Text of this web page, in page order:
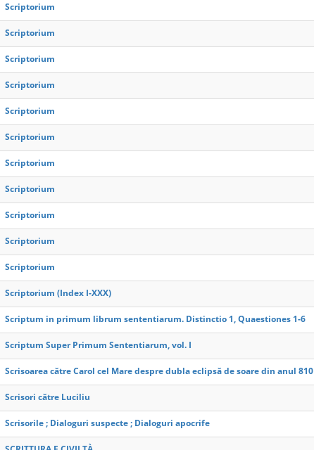
Scriptorium
Scriptorium
Scriptorium
Scriptorium
Scriptorium
Scriptorium
Scriptorium
Scriptorium
Scriptorium
Scriptorium
Scriptorium
Scriptorium (Index I-XXX)
Scriptum in primum librum sententiarum. Distinctio 1, Quaestiones 1-6
Scriptum Super Primum Sententiarum, vol. I
Scrisoarea către Carol cel Mare despre dubla eclipsă de soare din anul 810
Scrisori către Luciliu
Scrisorile ; Dialoguri suspecte ; Dialoguri apocrife